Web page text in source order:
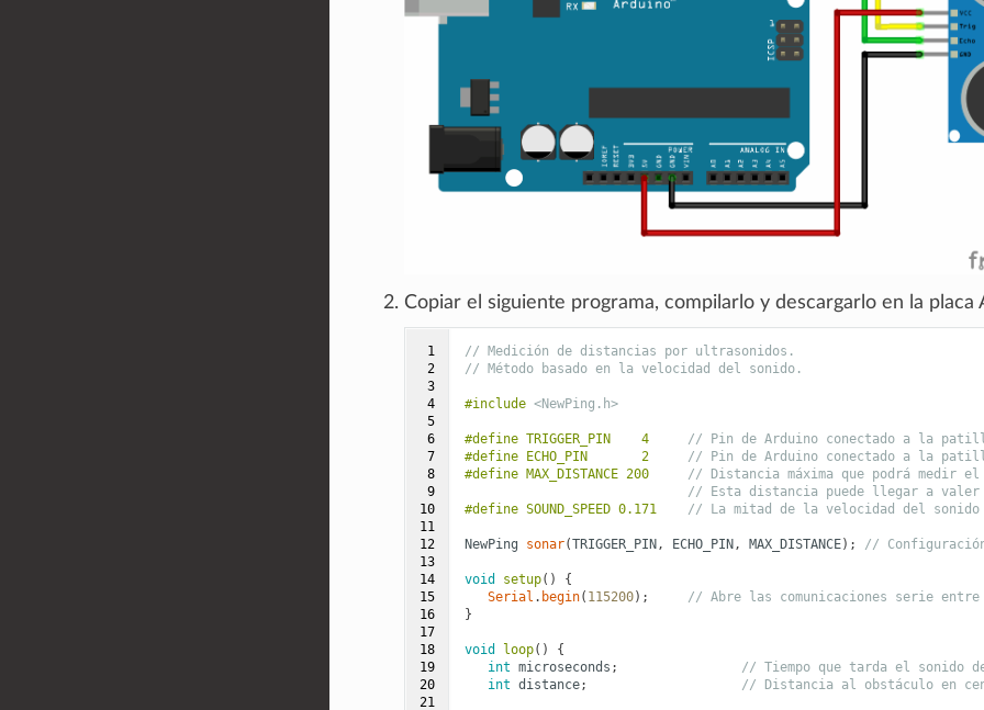
Copiar el siguiente programa, compilarlo y descargarlo en la placa
1
2
3
4
5
6
7
8
9
10
11
12
13
14
15
16
17
18
19
20
21
// Medición de distancias por ultrasonidos.
// Método basado en la velocidad del sonido.
#include <NewPing.h>
#define TRIGGER_PIN    4 // Pin de Arduino conectado a la
#define ECHO_PIN       2 // Pin de Arduino conectado a la
#define MAX_DISTANCE 200 // Distancia máxima que podrá medir el
// Esta distancia puede llegar a valer
#define SOUND_SPEED 0.171 // La mitad de la velocidad del sonido
NewPing sonar(TRIGGER_PIN , ECHO_PIN , MAX_DISTANCE); //
void setup()
{
Serial . begin( 115200);
// Abre las comunicaciones serie entre
}
void loop()
{
int microseconds ;
// Tiempo que tarda el sonido
int distance; // Distancia al obstáculo en